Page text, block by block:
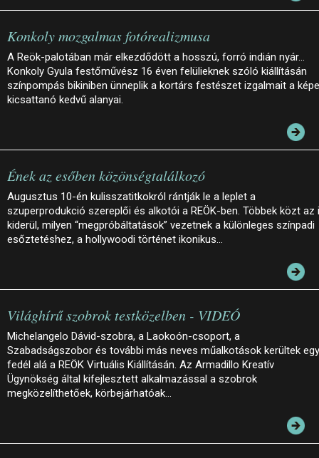
Konkoly mozgalmas fotórealizmusa
A Reök-palotában már elkezdődött a hosszú, forró indián nyár…
Konkoly Gyula festőművész 16 éven felülieknek szóló kiállításán
színpompás bikiniben ünneplik a kortárs festészet izgalmait a
kicsattanó kedvű alanyai.
Ének az esőben közönségtalálkozó
Augusztus 10-én kulisszatitkokról rántják le a leplet a
szuperprodukció szereplői és alkotói a REÖK-ben. Többek közt az
kiderül, milyen “megpróbáltatások” vezetnek a különleges színpadi
esőztetéshez, a hollywoodi történet ikonikus…
Világhírű szobrok testközelben - VIDEÓ
Michelangelo Dávid-szobra, a Laokoón-csoport, a
Szabadságszobor és további más neves műalkotások kerültek egy
fedél alá a REÖK Virtuális Kiállításán. Az Armadillo Kreatív
Ügynökség által kifejlesztett alkalmazással a szobrok
megközelíthetőek, körbejárhatóak…